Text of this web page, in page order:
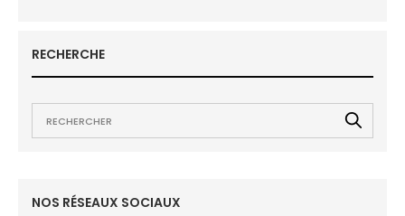
RECHERCHE
NOS RÉSEAUX SOCIAUX